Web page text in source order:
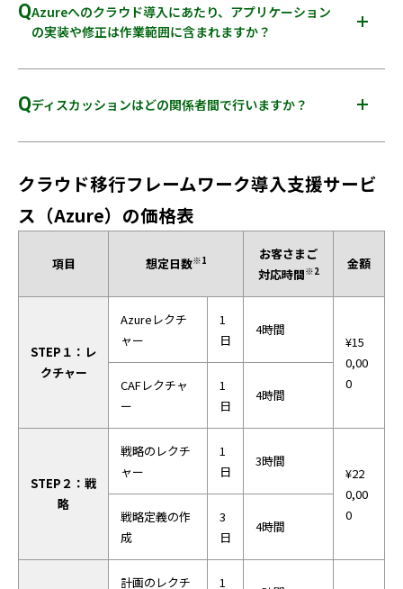
QAzureへのクラウド導入にあたり、アプリケーション
の実装や修正は作業範囲に含まれますか？
の提示はベストエフォートで実施いたします。
Qディスカッションはどの関係者間で行いますか？
ど) の間で行います。
クラウド移行フレームワーク導入支援サービ
ス（Azure）の価格表
項目 想定日数※1
お客さまご
対応時間※2 金額
STEP１：レ
クチャー
Azureレクチ
ャー
1
日
4時間
¥15
0,00
0
CAFレクチャ
ー
1
日
4時間
STEP２：戦
略
戦略のレクチ
ャー
1
日
3時間
¥22
0,00
0
戦略定義の作
成
3
日
4時間
計画のレクチ 1